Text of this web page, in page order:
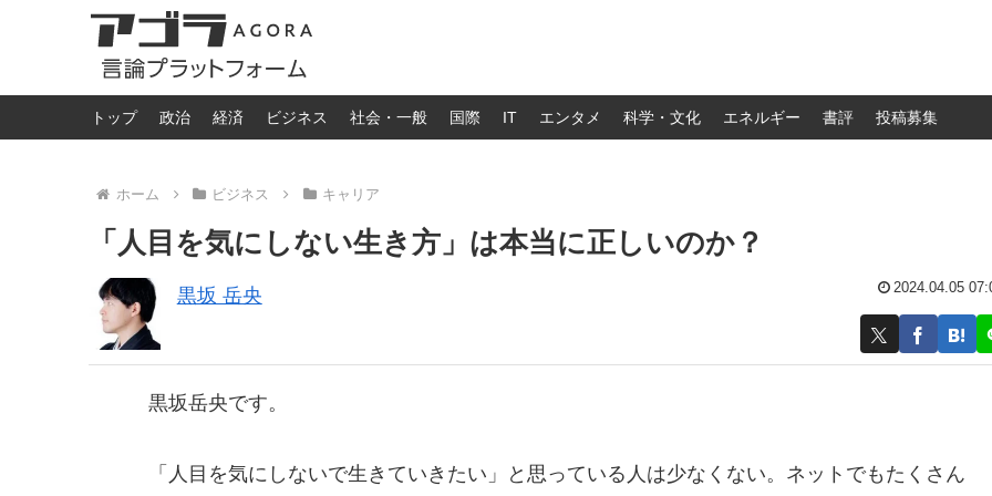
トップ 政治 経済 ビジネス 社会・一般 国際 IT エンタメ 科学・文化 エネルギー 書評 投稿募集
ホーム ビジネス キャリア
「人目を気にしない生き方」は本当に正しいのか？
黒坂 岳央 2024.04.05
黒坂岳央です。
「人目を気にしないで生きていきたい」と思っている人は少なくない。ネットでもたくさん